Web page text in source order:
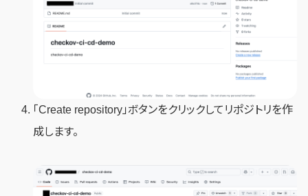
「Create repository」ボタンをクリックしてリポジトリを作
成します。